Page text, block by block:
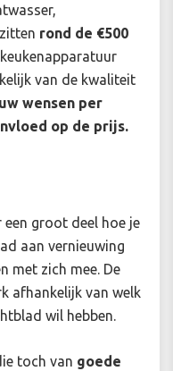
rond de €500
van de kwaliteit
wensen per
op de prijs.
groot deel hoe je
aan vernieuwing
met zich mee. De
afhankelijk van welk
wil hebben.
toch van goede